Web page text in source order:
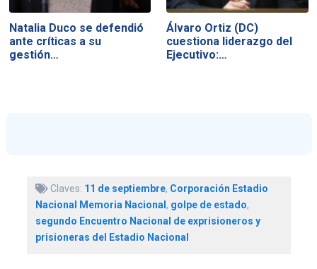
Natalia Duco se defendió
ante críticas a su
gestión…
Álvaro Ortiz (DC)
cuestiona liderazgo del
Ejecutivo:…
Claves: 11 de septiembre, Corporación Estadio
Nacional Memoria Nacional, golpe de estado,
segundo Encuentro Nacional de exprisioneros y
prisioneras del Estadio Nacional